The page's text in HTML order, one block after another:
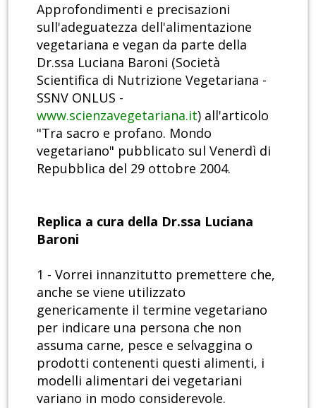
Approfondimenti e precisazioni
sull'adeguatezza dell'alimentazione
vegetariana e vegan da parte della
Dr.ssa Luciana Baroni (Società
Scientifica di Nutrizione Vegetariana -
SSNV ONLUS -
www.scienzavegetariana.it) all'articolo
"Tra sacro e profano. Mondo
vegetariano" pubblicato sul Venerdì di
Repubblica del 29 ottobre 2004.
Replica a cura della Dr.ssa Luciana
Baroni
1 - Vorrei innanzitutto premettere che,
anche se viene utilizzato
genericamente il termine vegetariano
per indicare una persona che non
assuma carne, pesce e selvaggina o
prodotti contenenti questi alimenti, i
modelli alimentari dei vegetariani
variano in modo considerevole.